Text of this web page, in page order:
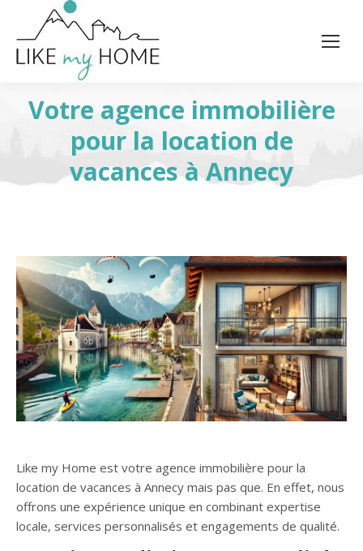
Votre agence immobilière
pour la location de
vacances à Annecy
Like my Home est votre agence immobilière pour la
location de vacances à Annecy mais pas que. En effet, nous
offrons une expérience unique en combinant expertise
locale, services personnalisés et engagements de qualité.